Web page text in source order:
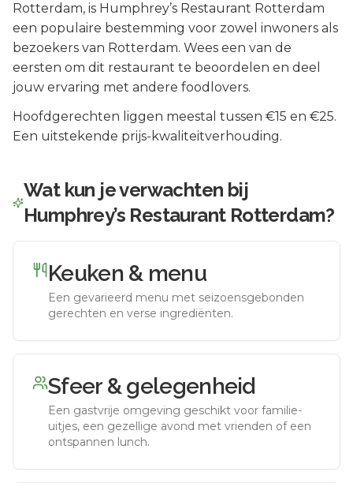
Rotterdam, is Humphrey’s Restaurant Rotterdam
een populaire bestemming voor zowel inwoners als
bezoekers van Rotterdam. Wees een van de
eersten om dit restaurant te beoordelen en deel
jouw ervaring met andere foodlovers.
Hoofdgerechten liggen meestal tussen €15 en €25.
Een uitstekende prijs-kwaliteitverhouding.
Wat kun je verwachten bij
Humphrey’s Restaurant Rotterdam?
Keuken & menu
Een gevarieerd menu met seizoensgebonden
gerechten en verse ingrediënten.
Sfeer & gelegenheid
Een gastvrije omgeving geschikt voor familie-
uitjes, een gezellige avond met vrienden of een
ontspannen lunch.